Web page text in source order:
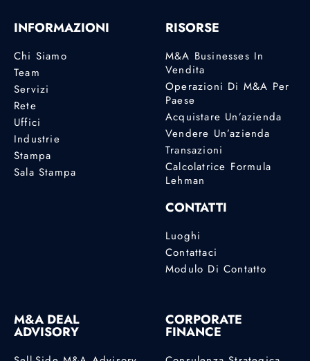
INFORMAZIONI
Chi Siamo
Team
Servizi
Rete
Uffici
Industrie
Stampa
Sala Stampa
RISORSE
M&A Businesses In
Vendita
Operazioni Di M&A Per
Paese
Acquistare Un’azienda
Vendere Un’azienda
Transazioni
Calcolatrice Formula
Lehman
CONTATTI
Luoghi
Contattaci
Modulo Di Contatto
M&A DEAL
ADVISORY
CORPORATE
FINANCE